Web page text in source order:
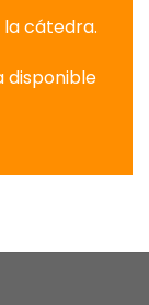
la cátedra.
disponible